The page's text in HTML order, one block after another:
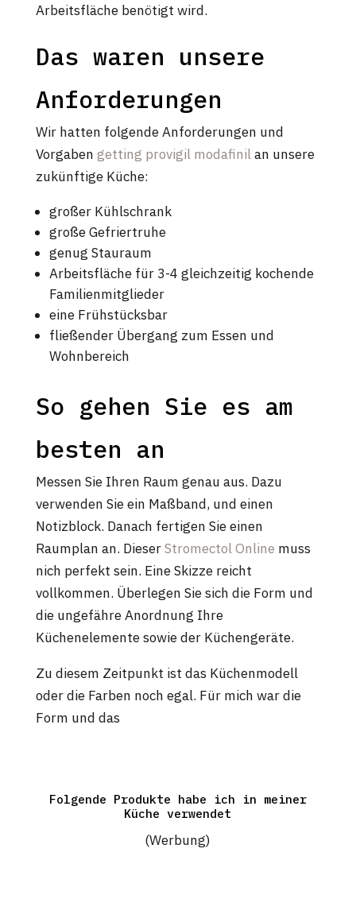
Arbeitsfläche benötigt wird.
Das waren unsere
Anforderungen
Wir hatten folgende Anforderungen und
Vorgaben getting provigil modafinilan unsere
zukünftige Küche:
großer Kühlschrank
große Gefriertruhe
genug Stauraum
Arbeitsfläche für 3-4 gleichzeitig kochende
Familienmitglieder
eine Frühstücksbar
fließender Übergang zum Essen und
Wohnbereich
So gehen Sie es am
besten an
Messen Sie Ihren Raum genau aus. Dazu
verwenden Sie ein Maßband, und einen
Notizblock. Danach fertigen Sie einen
Raumplan an. DieserStromectol Online muss
nich perfekt sein. Eine Skizze reicht
vollkommen. Überlegen Sie sich die Form und
die ungefähre Anordnung Ihre
Küchenelemente sowie der Küchengeräte.
Zu diesem Zeitpunkt ist das Küchenmodell
oder die Farben noch egal. Für mich war die
Form und das
Folgende Produkte habe ich in meiner
Küche verwendet
(Werbung)